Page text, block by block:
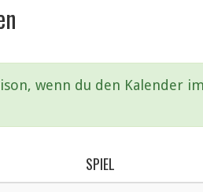
wenn du den
SPIEL